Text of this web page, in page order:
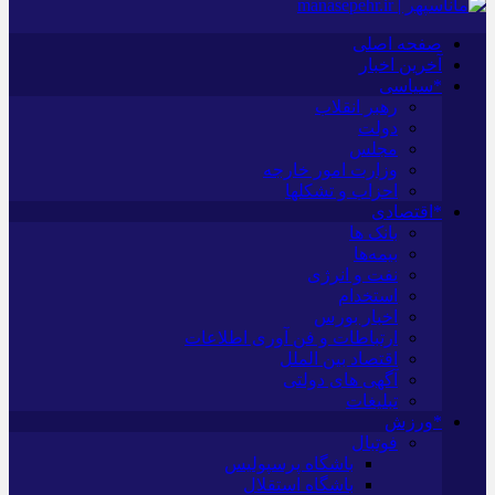
صفحه اصلی
آخرین اخبار
*سیاسی
رهبر انقلاب
دولت
مجلس
وزارت امور خارجه
احزاب و تشکلها
*اقتصادی
بانک ها
بیمه‌ها
نفت و انرژی
استخدام
اخبار بورس
ارتباطات و فن آوری اطلاعات
اقتصاد بین الملل
آگهی های دولتی
تبلیغات
*ورزش
فوتبال
باشگاه پرسپولیس
باشگاه استقلال